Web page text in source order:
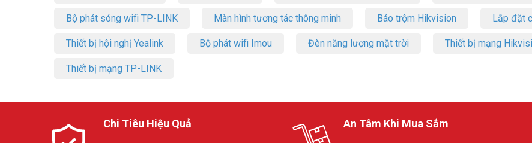
Bộ phát sóng wifi TP-LINK Màn hình tương tác thông minh Báo trộm Hikvision Lắp đặt
Thiết bị hội nghị Yealink Bộ phát wifi Imou Đèn năng lượng mặt trời Thiết bị mạng
Thiết bị mạng TP-LINK
Chi Tiêu Hiệu Quả An Tâm Khi Mua Sắm